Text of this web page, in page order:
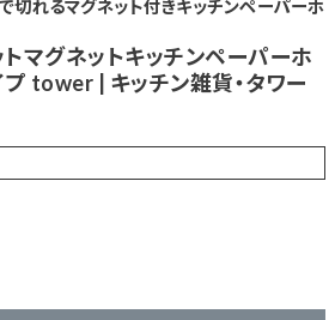
切れるマグネット付きキッチンペーパーホ
マグネットキッチンペーパーホ
tower | キッチン雑貨・タワー